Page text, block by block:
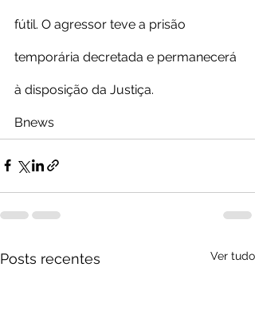
fútil. O agressor teve a prisão
temporária decretada e permanecerá
à disposição da Justiça.
Bnews
Posts recentes Ver tudo